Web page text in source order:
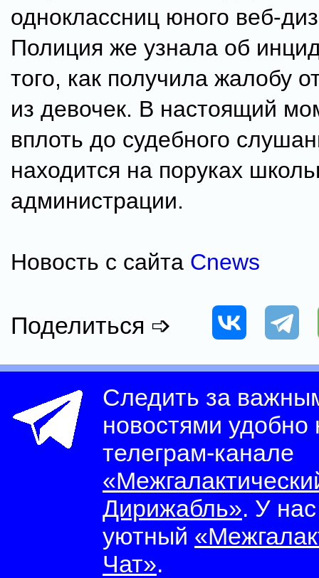
одноклассниц юного веб-
Полиция же узнала об
того, как получила жалобу
из девочек. В настоящий
вплоть до судебного
находится на поруках
администрации.
Новость с сайта Cnews
Поделиться ➩
Следить за
новостями
телеграм-канале
Дирижабль». У
уютный
Чат».